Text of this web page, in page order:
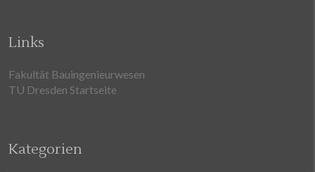
Links
Fakultät Bauingenieurwesen
TU Dresden Startseite
Kategorien